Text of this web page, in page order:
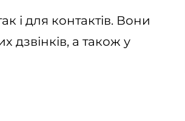
і для контактів. Вони
дзвінків, а також у